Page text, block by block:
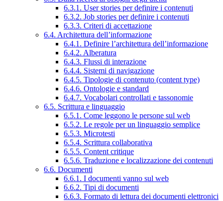
6.3.1. User stories per definire i contenuti
6.3.2. Job stories per definire i contenuti
6.3.3. Criteri di accettazione
6.4. Architettura dell’informazione
6.4.1. Definire l’architettura dell’informazione
6.4.2. Alberatura
6.4.3. Flussi di interazione
6.4.4. Sistemi di navigazione
6.4.5. Tipologie di contenuto (content type)
6.4.6. Ontologie e standard
6.4.7. Vocabolari controllati e tassonomie
6.5. Scrittura e linguaggio
6.5.1. Come leggono le persone sul web
6.5.2. Le regole per un linguaggio semplice
6.5.3. Microtesti
6.5.4. Scrittura collaborativa
6.5.5. Content critique
6.5.6. Traduzione e localizzazione dei contenuti
6.6. Documenti
6.6.1. I documenti vanno sul web
6.6.2. Tipi di documenti
6.6.3. Formato di lettura dei documenti elettronici